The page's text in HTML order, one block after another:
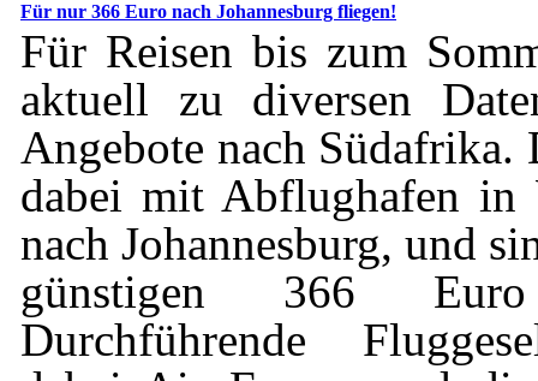
Für nur 366 Euro nach Johannesburg fliegen!
Für Reisen bis zum
aktuell zu diversen
Angebote nach Südafrika.
dabei mit Abflughafen in
nach Johannesburg, und
günstigen 366
Durchführende